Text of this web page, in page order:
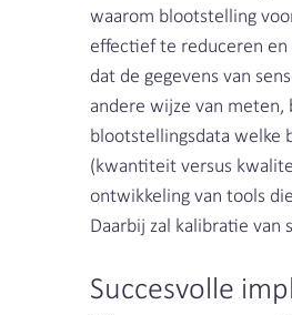
waarom blootstelling
effectief te reduceren
dat de gegevens van
andere wijze van
blootstellingsdata welke
(kwantiteit versus
ontwikkeling van tools
Daarbij zal kalibratie van
Succesvolle